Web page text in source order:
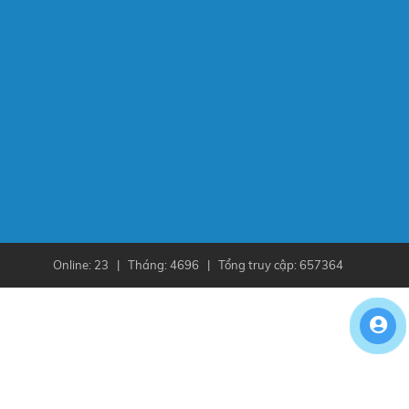
Online: 23 | Tháng: 4696 | Tổng truy cập: 657364